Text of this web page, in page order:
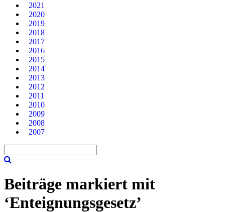
2021
2020
2019
2018
2017
2016
2015
2014
2013
2012
2011
2010
2009
2008
2007
Beiträge markiert mit
‘Enteignungsgesetz’